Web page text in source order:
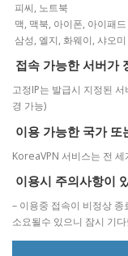
피씨, 노트북
맥, 맥북, 아이폰, 아이패드
삼성, 엘지, 화웨이, 샤오
접속 가능한 서버가
고정IP는 발급시 지정된
경 가능)
이용 가능한 국가 또
KoreaVPN 서비스는 전
이용시 주의사항이
– 이용중 접속이 비정상
소요될수 있으니 잠시 기